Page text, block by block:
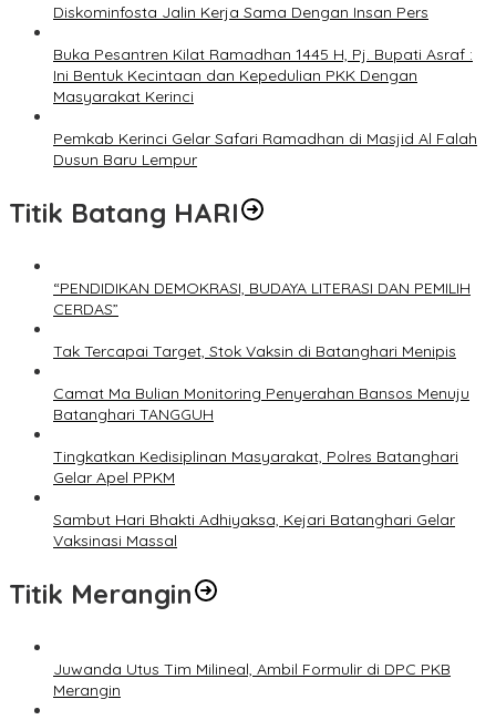
Diskominfosta Jalin Kerja Sama Dengan Insan Pers
Buka Pesantren Kilat Ramadhan 1445 H, Pj. Bupati Asraf :
Ini Bentuk Kecintaan dan Kepedulian PKK Dengan
Masyarakat Kerinci
Pemkab Kerinci Gelar Safari Ramadhan di Masjid Al Falah
Dusun Baru Lempur
Titik Batang HARI
“PENDIDIKAN DEMOKRASI, BUDAYA LITERASI DAN PEMILIH
CERDAS”
Tak Tercapai Target, Stok Vaksin di Batanghari Menipis
Camat Ma Bulian Monitoring Penyerahan Bansos Menuju
Batanghari TANGGUH
Tingkatkan Kedisiplinan Masyarakat, Polres Batanghari
Gelar Apel PPKM
Sambut Hari Bhakti Adhiyaksa, Kejari Batanghari Gelar
Vaksinasi Massal
Titik Merangin
Juwanda Utus Tim Milineal, Ambil Formulir di DPC PKB
Merangin